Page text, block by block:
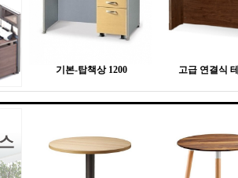
기본-탑책상 1200 고급 연결식